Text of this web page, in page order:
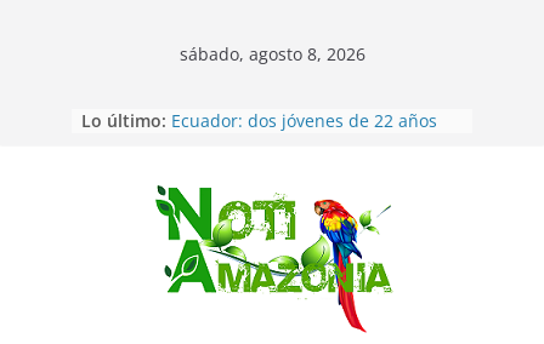
Saltar
sábado, agosto 8, 2026
Lo último: Archidona
muertos en Puerto lopez
Sentencian a 34 años de prisión a
implicados en caso de Alison,
oriunda de Tena
Vozinha, el arquero sensación de
cabo Verde, ya llegó para
incorporarse a Colo Colo de Chile